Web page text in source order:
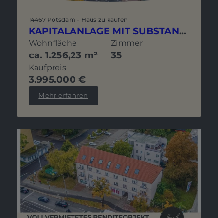
14467 Potsdam - Haus zu kaufen
KAPITALANLAGE MIT SUBSTANZ: VOLLVERMIETETES WOHN- UND GESCHÄFTSHAUS BERLINER STRASSE MIT STELLPLÄTZEN
Wohnfläche
ca. 1.256,23 m²
Zimmer
35
Kaufpreis
3.995.000 €
Mehr erfahren